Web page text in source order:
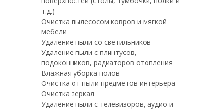
т.д.)
Очистка пылесосом ковров и мягкой
мебели
Удаление пыли со светильников
Удаление пыли с плинтусов,
подоконников, радиаторов отопления
Влажная уборка полов
Очистка от пыли предметов интерьера
Очистка зеркал
Удаление пыли с телевизоров, аудио и